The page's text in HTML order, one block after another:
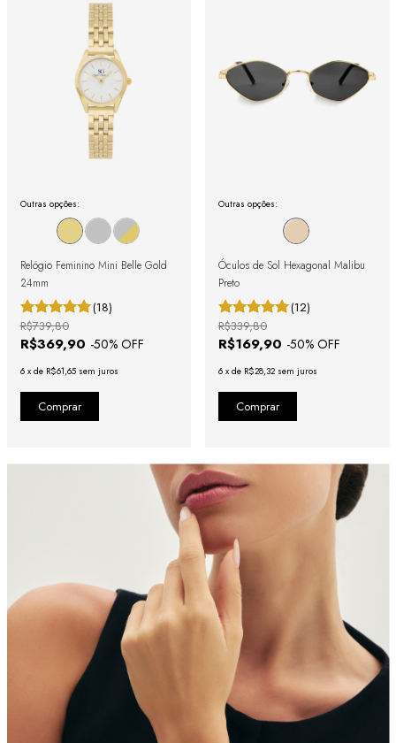
Outras opções:
Relógio Feminino Mini Belle Gold
24mm
(18)
R$369,90 -50% OFF
R$739,80
6 x de R$61,65 sem juros
Outras opções:
Óculos de Sol Hexagonal Malibu
Preto
(12)
R$169,90 -50% OFF
R$339,80
6 x de R$28,32 sem juros